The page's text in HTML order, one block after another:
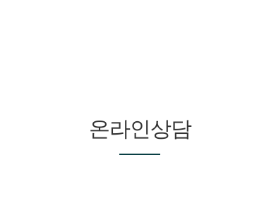
온라인상담